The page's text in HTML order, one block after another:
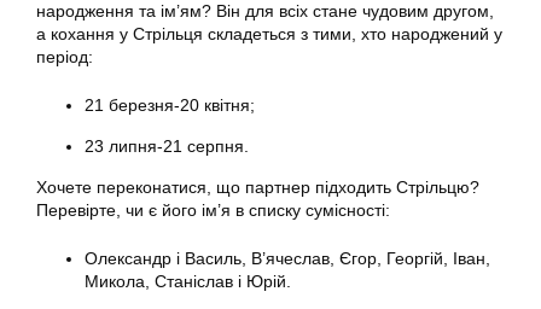
народження та ім’ям? Він для всіх стане чудовим другом,
а кохання у Стрільця складеться з тими, хто народжений у
період:
21 березня-20 квітня;
23 липня-21 серпня.
Хочете переконатися, що партнер підходить Стрільцю?
Перевірте, чи є його ім’я в списку сумісності:
Олександр і Василь, В’ячеслав, Єгор, Георгій, Іван,
Микола, Станіслав і Юрій.